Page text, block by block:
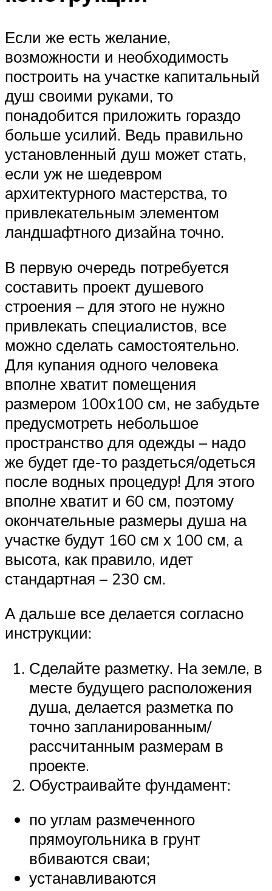
Если же есть желание,
возможности и необходимость
построить на участке капитальный
душ своими руками, то
понадобится приложить гораздо
больше усилий. Ведь правильно
установленный душ может стать,
если уж не шедевром
архитектурного мастерства, то
привлекательным элементом
ландшафтного дизайна точно.
В первую очередь потребуется
составить проект душевого
строения – для этого не нужно
привлекать специалистов, все
можно сделать самостоятельно.
Для купания одного человека
вполне хватит помещения
размером 100х100 см, не забудьте
предусмотреть небольшое
пространство для одежды – надо
же будет где-то раздеться/одеться
после водных процедур! Для этого
вполне хватит и 60 см, поэтому
окончательные размеры душа на
участке будут 160 см х 100 см, а
высота, как правило, идет
стандартная – 230 см.
А дальше все делается согласно
инструкции:
Сделайте разметку. На земле, в
месте будущего расположения
душа, делается разметка по
точно запланированным/
рассчитанным размерам в
проекте.
Обустраивайте фундамент:
по углам размеченного
прямоугольника в грунт
вбиваются сваи;
устанавливаются